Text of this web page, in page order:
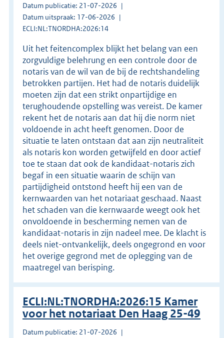
Datum publicatie: 21-07-2026
Datum uitspraak: 17-06-2026
ECLI:NL:TNORDHA:2026:14
Uit het feitencomplex blijkt het belang van een
zorgvuldige belehrung en een controle door de
notaris van de wil van de bij de rechtshandeling
betrokken partijen. Het had de notaris duidelijk
moeten zijn dat een strikt onpartijdige en
terughoudende opstelling was vereist. De kamer
rekent het de notaris aan dat hij die norm niet
voldoende in acht heeft genomen. Door de
situatie te laten ontstaan dat aan zijn neutraliteit
als notaris kon worden getwijfeld en door actief
toe te staan dat ook de kandidaat-notaris zich
begaf in een situatie waarin de schijn van
partijdigheid ontstond heeft hij een van de
kernwaarden van het notariaat geschaad. Naast
het schaden van die kernwaarde weegt ook het
onvoldoende in bescherming nemen van de
kandidaat-notaris in zijn nadeel mee. De klacht is
deels niet-ontvankelijk, deels ongegrond en voor
het overige gegrond met de oplegging van de
maatregel van berisping.
ECLI:NL:TNORDHA:2026:15 Kamer
voor het notariaat Den Haag 25-49
Datum publicatie: 21-07-2026